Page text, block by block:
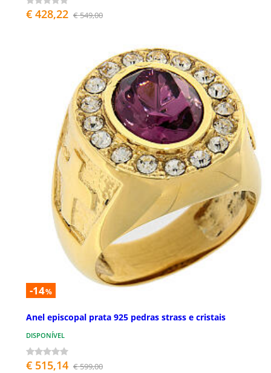
€ 428,22 € 549,00
-14%
Anel episcopal prata 925 pedras strass e cristais
DISPONÍVEL
€ 515,14 € 599,00